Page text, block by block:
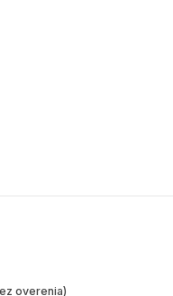
overenia)